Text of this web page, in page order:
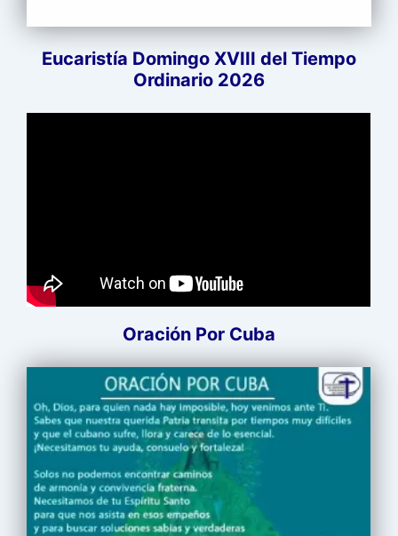
Eucaristía Domingo XVIII del Tiempo
Ordinario 2026
Oración Por Cuba